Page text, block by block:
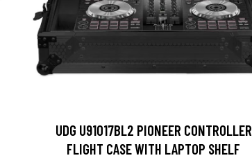
UDG U91017BL2 PIONEER CONTROLLER
FLIGHT CASE WITH LAPTOP SHELF